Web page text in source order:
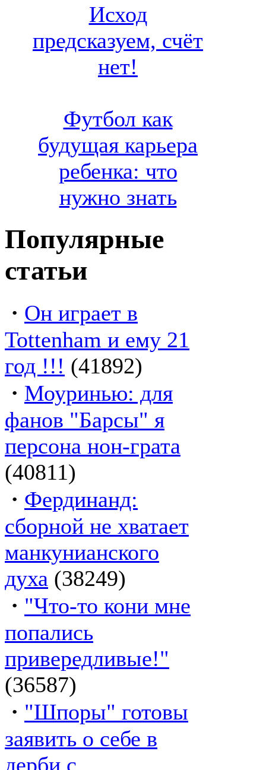
Исход
предсказуем, счёт
нет!
Футбол как
будущая карьера
ребенка: что
нужно знать
Популярные
статьи
· Он играет в
Tottenham и ему 21
год !!! (41892)
· Моуринью: для
фанов "Барсы" я
персона нон-грата
(40811)
· Фердинанд:
сборной не хватает
манкунианского
духа (38249)
· "Что-то кони мне
попались
привередливые!"
(36587)
· "Шпоры" готовы
заявить о себе в
дерби с